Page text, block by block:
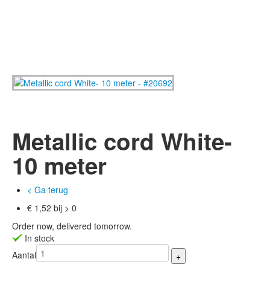
Metallic cord White-
10 meter
< Ga terug
€ 1,52 bij > 0
Order now, delivered tomorrow.
In stock
Aantal